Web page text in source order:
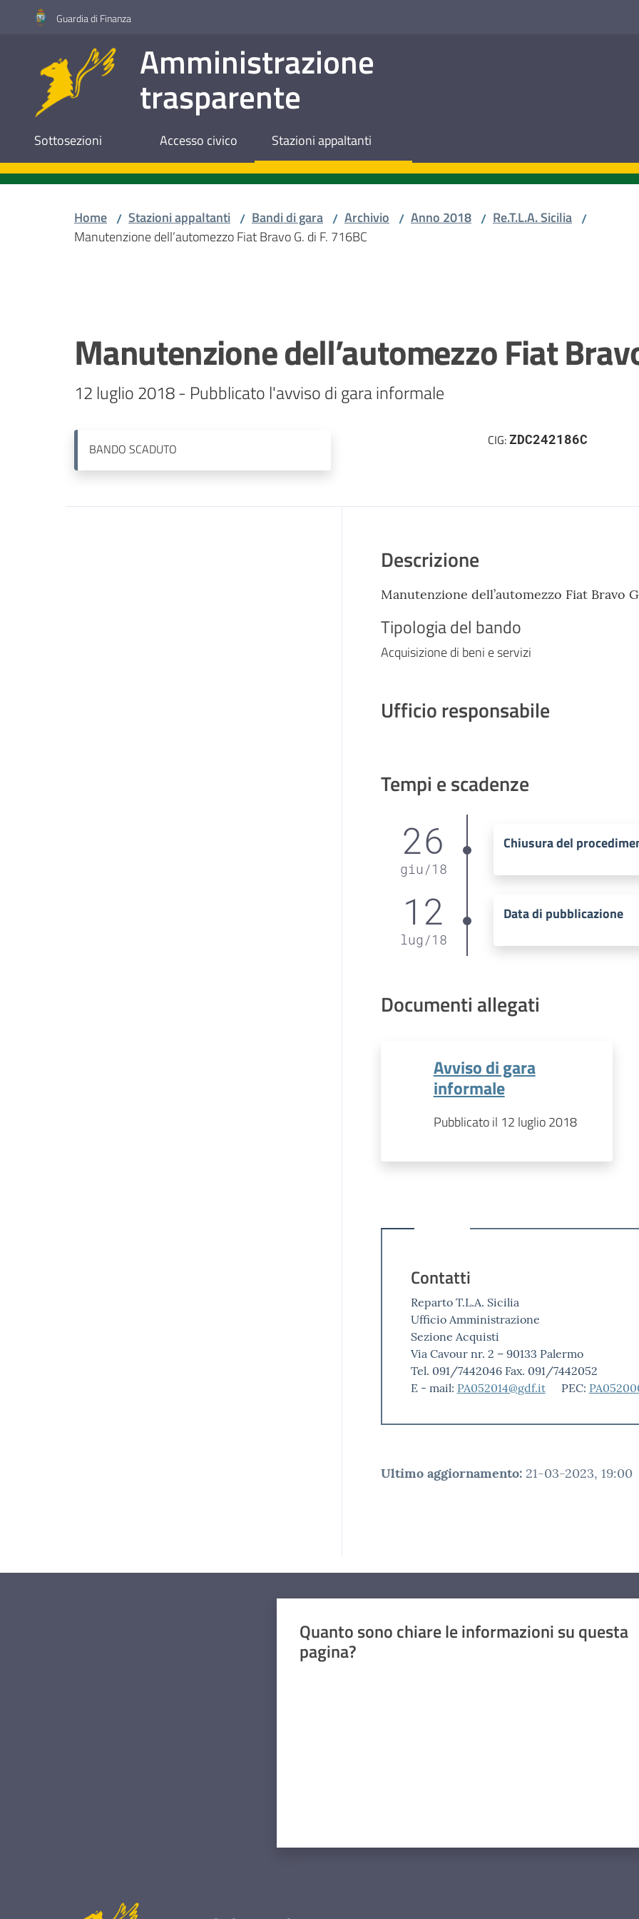
Vai al contenuto
Vai alla navigazione
Vai al footerGuardia di Finanza
Amministrazione
trasparente
Sottosezioni Accesso civico Stazioni appaltanti
Home / Stazioni appaltanti / Bandi di gara / Archivio / Anno 2018 / Re.T.L.A. Sicilia /
Manutenzione dell’automezzo Fiat Bravo G. di F. 716BC
Manutenzione dell’automezzo Fiat
12 luglio 2018 - Pubblicato l'avviso di gara informale
BANDO SCADUTO
CIG:ZDC242186C
Descrizione
Manutenzione dell’automezzo Fiat Bravo
Tipologia del bando
Acquisizione di beni e servizi
Ufficio responsabile
Tempi e scadenze
26
giu /18
Chiusura del
12
lug /18
Data di pubblicazione
Documenti allegati
Avviso di gara
informale
Pubblicato il 12 luglio 2018
Contatti
Reparto T.L.A. Sicilia
Ufficio Amministrazione
Sezione Acquisti
Via Cavour nr. 2 – 90133 Palermo
Tel. 091/7442046 Fax. 091/7442052
E - mail: PA052014@gdf.it PEC:
Ultimo aggiornamento: 21-03-2023, 19:00
Quanto sono chiare le informazioni su questa
pagina?